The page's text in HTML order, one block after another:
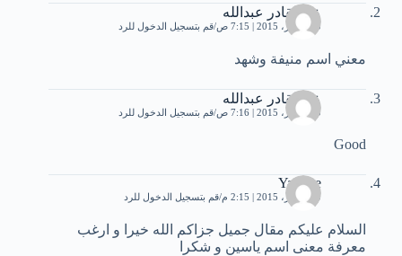
عبدالقادر عبدالله
10 أكتوبر، 2015 | 7:15 ص قم بتسجيل الدخول للرد
معني اسم منيفة وشهد
عبدالقادر عبدالله
10 أكتوبر، 2015 | 7:16 ص قم بتسجيل الدخول للرد
Good
Yassine
10 أكتوبر، 2015 | 2:15 م قم بتسجيل الدخول للرد
السلام عليكم مقال جميل جزاكم الله خيرا و ارغب
معرفة معنى اسم ياسين و شكرا